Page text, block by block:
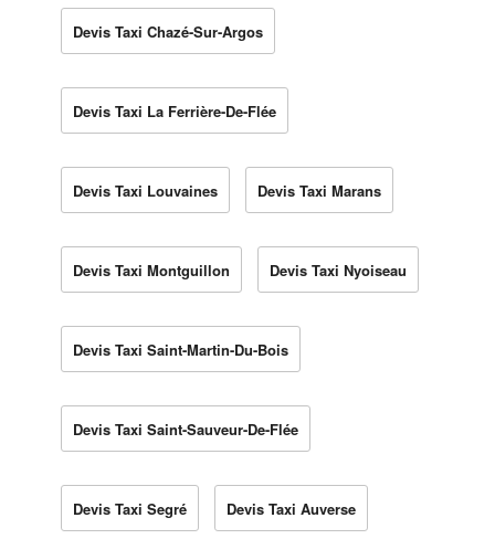
Devis Taxi Chazé-Sur-Argos
Devis Taxi La Ferrière-De-Flée
Devis Taxi Louvaines Devis Taxi Marans
Devis Taxi Montguillon Devis Taxi Nyoiseau
Devis Taxi Saint-Martin-Du-Bois
Devis Taxi Saint-Sauveur-De-Flée
Devis Taxi Segré Devis Taxi Auverse